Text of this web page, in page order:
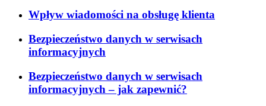
Wpływ wiadomości na obsługę klienta
Bezpieczeństwo danych w serwisach
informacyjnych
Bezpieczeństwo danych w serwisach
informacyjnych – jak zapewnić?